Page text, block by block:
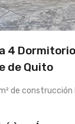
4
de Quito
de construcción